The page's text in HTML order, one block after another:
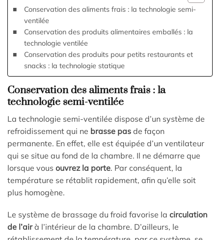
Conservation des aliments frais : la technologie semi-
ventilée
Conservation des produits alimentaires emballés : la
technologie ventilée
Conservation des produits pour petits restaurants et
snacks : la technologie statique
Conservation des aliments frais : la
technologie semi-ventilée
La technologie semi-ventilée dispose d’un système de
refroidissement qui ne brasse pas de façon
permanente. En effet, elle est équipée d’un ventilateur
qui se situe au fond de la chambre. Il ne démarre que
lorsque vous ouvrez la porte. Par conséquent, la
température se rétablit rapidement, afin qu’elle soit
plus homogène.
Le système de brassage du froid favorise la circulation
de l’airà l’intérieur de la chambre. D’ailleurs, le